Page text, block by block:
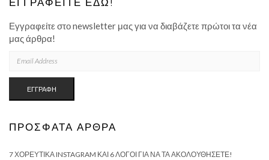
Εγγραφείτε στο newsletter μας για να διαβάζετε πρώτοι τα νέα
μας άρθρα!
ΠΡΌΣΦΑΤΑ ΆΡΘΡΑ
7 ΧΟΡΕΥΤΙΚΆ INSTAGRAM ΚΑΙ 6 ΛΌΓΟΙ ΓΙΑ ΝΑ ΤΑ ΑΚΟΛΟΥΘΉΣΕΤΕ!